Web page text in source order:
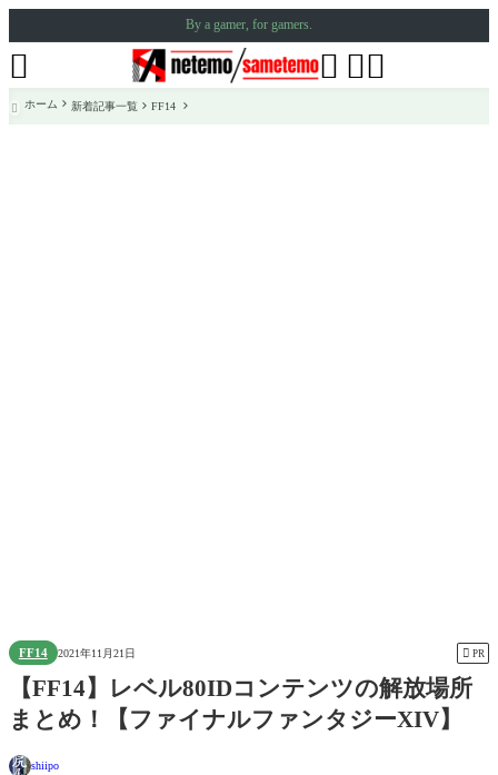
By a gamer, for gamers.
 

 ホーム 新着記事一覧 FF14
FF14 2021年11月21日  PR
【FF14】レベル80IDコンテンツの解放場所
まとめ！【ファイナルファンタジーXIV】
shiipo